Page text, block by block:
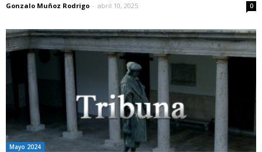
Gonzalo Muñoz Rodrigo - abril 10, 2025 0
Mayo 2024